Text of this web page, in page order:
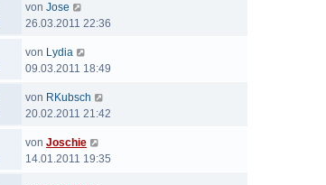
von Jose
26.03.2011 22:36
von Lydia
09.03.2011 18:49
von RKubsch
20.02.2011 21:42
von Joschie
14.01.2011 19:35